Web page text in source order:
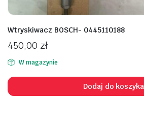
Wtryskiwacz BOSCH- 0445110188
450,00 zł
W magazynie
Dodaj do koszyka